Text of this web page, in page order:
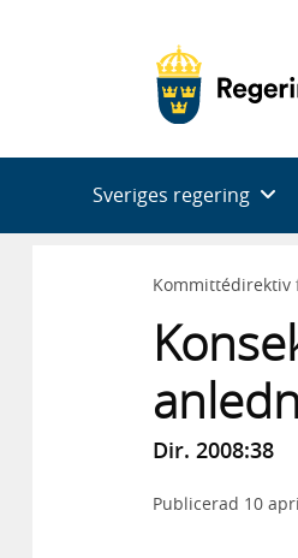
Sveriges regering
Kommittédirektiv
Dir. 2008:38
Publicerad 10